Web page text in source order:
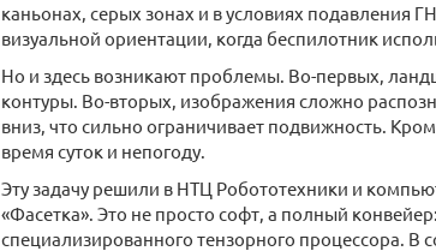
каньонах, серых зонах и в условиях подавления
визуальной ориентации, когда беспилотник
Но и здесь возникают проблемы. Во-первых,
контуры. Во-вторых, изображения сложно
вниз, что сильно ограничивает подвижность.
время суток и непогоду.
Эту задачу решили в НТЦ Робототехники и
«Фасетка». Это не просто софт, а полный
специализированного тензорного процессора. В